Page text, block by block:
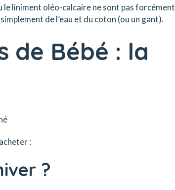
liniment oléo-calcaire ne sont pas forcément
de l’eau et du coton (ou un gant).
de Bébé : la
:
?